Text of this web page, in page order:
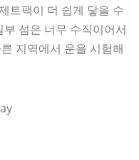
트팩이 더 쉽게 닿을 수
섬은 너무 수직이어서
지역에서 운을 시험해